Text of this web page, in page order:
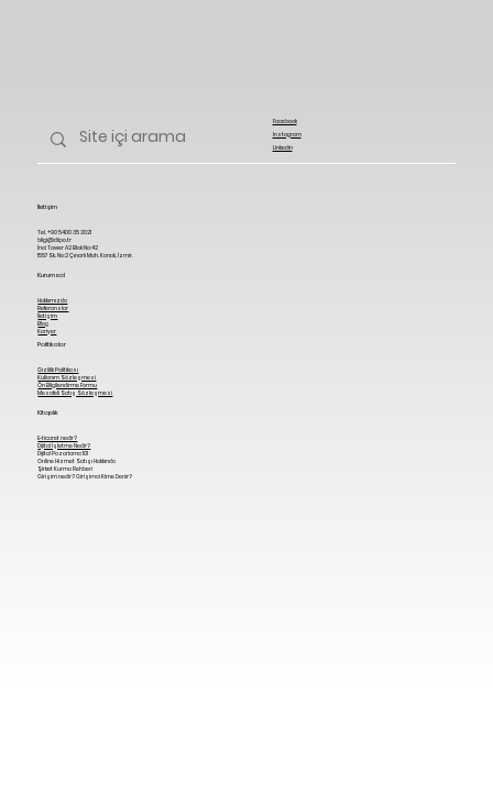
Facebook
Instagram
Linkedin
İletişim
Tel. +90 5400 35 2021
bilgi@diipo.tr
İnci Tower A2 Blok No:42
1557 Sk. No:2 Çınarlı Mah. Konak, İzmir.
Kurumsal
Hakkımızda
Referanslar
İletişim
Blog
Kariyer
Politikalar
Gizlilik Politikası
Kullanım Sözleşmesi
Ön Bilgilendirme Formu
Mesafeli Satış Sözleşmesi
Kitaplık
E-ticaret nedir?
Dijital İşletme Nedir?
Dijital Pazarlama 101
Online Hizmet Satışı Hakkında
Şirket Kurma Rehberi
Girişim nedir? Girişimci Kime Denir?